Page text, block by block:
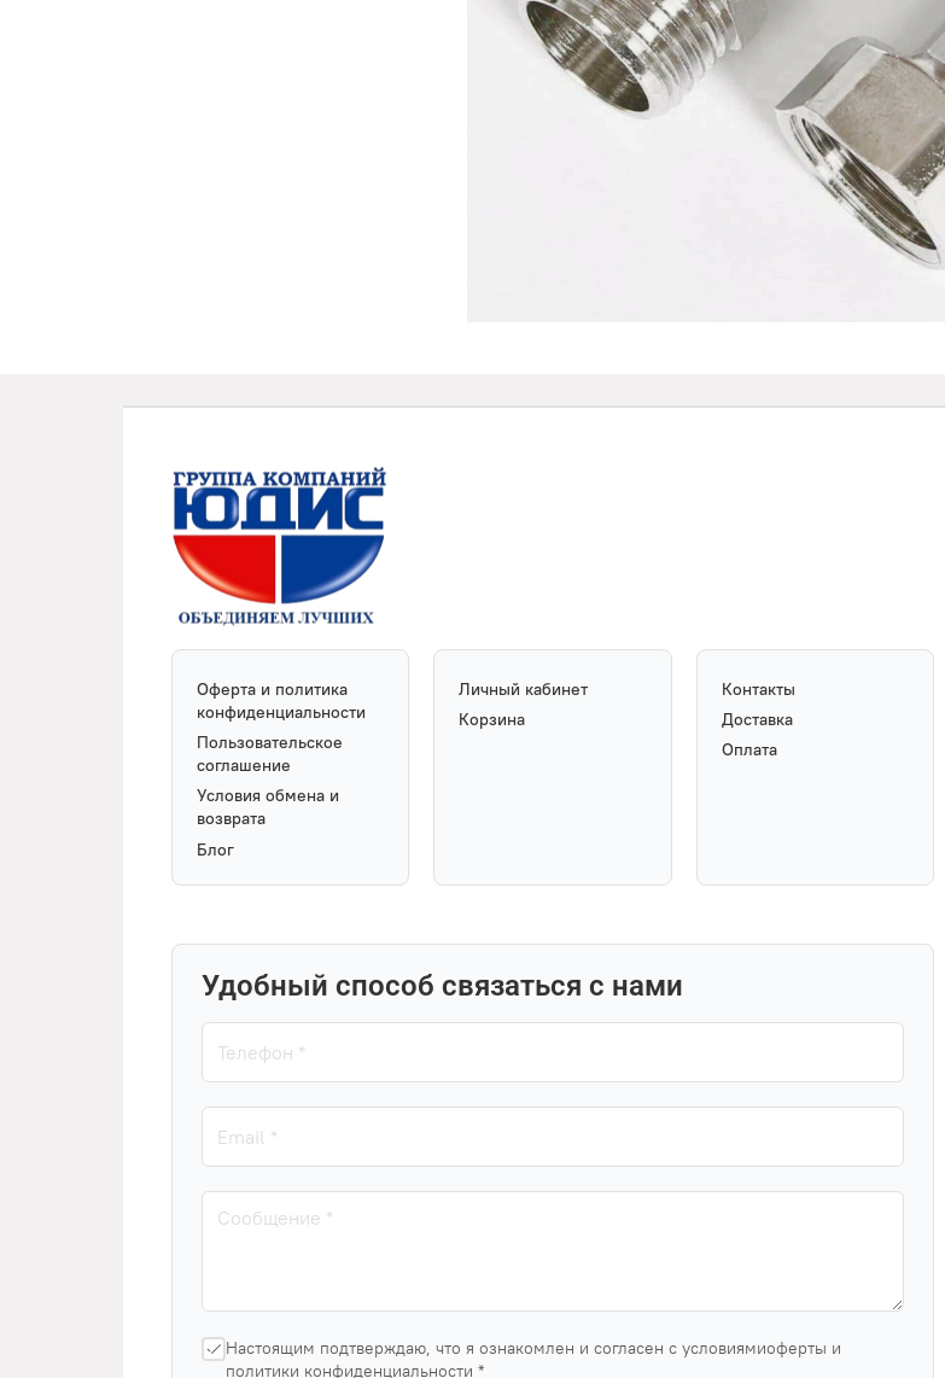
Оферта и политика
конфиденциальности
Пользовательское
соглашение
Условия обмена и
возврата
Блог
Личный кабинет
Корзина
Контакты
Доставка
Оплата
Удобный способ связаться с нами
Настоящим подтверждаю, что я ознакомлен и согласен с условиямиоферты и
политики конфиденциальности *